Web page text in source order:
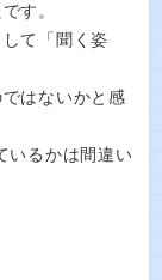
す。
て「聞く姿
はないかと感
いるかは間違い